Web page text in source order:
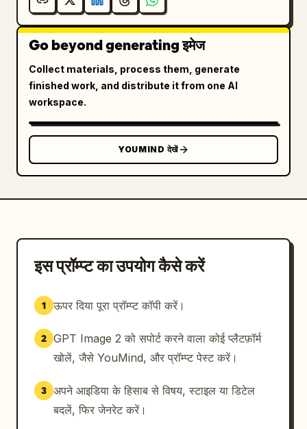
Go beyond generating इमेज
Collect materials, process them, generate
finished work, and distribute it from one AI
workspace.
YOUMIND देखें
इस प्रॉम्प्ट का उपयोग कैसे करें
1 ऊपर दिया पूरा प्रॉम्प्ट कॉपी करें।
2 GPT Image 2 को सपोर्ट करने वाला कोई प्लैटफ़ॉर्म
खोलें, जैसे YouMind, और प्रॉम्प्ट पेस्ट करें।
3 अपने आइडिया के हिसाब से विषय, स्टाइल या डिटेल
बदलें, फिर जेनरेट करें।